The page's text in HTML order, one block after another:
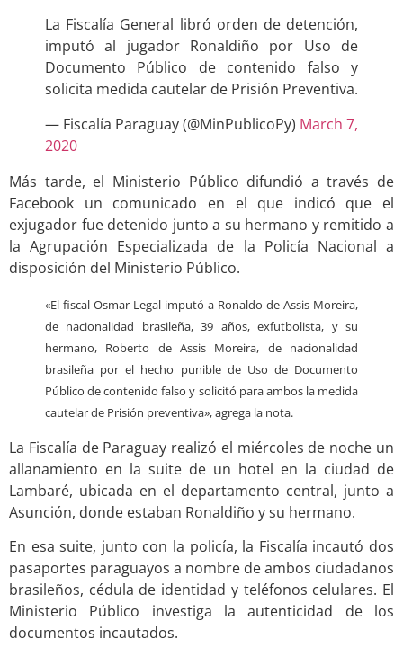
La Fiscalía General libró orden de detención,
imputó al jugador Ronaldiño por Uso de
Documento Público de contenido falso y
solicita medida cautelar de Prisión Preventiva.
— Fiscalía Paraguay (@MinPublicoPy) March 7,
2020
Más tarde, el Ministerio Público difundió a través de
Facebook un comunicado en el que indicó que el
exjugador fue detenido junto a su hermano y remitido a
la Agrupación Especializada de la Policía Nacional a
disposición del Ministerio Público.
«El fiscal Osmar Legal imputó a Ronaldo de Assis Moreira,
de nacionalidad brasileña, 39 años, exfutbolista, y su
hermano, Roberto de Assis Moreira, de nacionalidad
brasileña por el hecho punible de Uso de Documento
Público de contenido falso y solicitó para ambos la medida
cautelar de Prisión preventiva», agrega la nota.
La Fiscalía de Paraguay realizó el miércoles de noche un
allanamiento en la suite de un hotel en la ciudad de
Lambaré, ubicada en el departamento central, junto a
Asunción, donde estaban Ronaldiño y su hermano.
En esa suite, junto con la policía, la Fiscalía incautó dos
pasaportes paraguayos a nombre de ambos ciudadanos
brasileños, cédula de identidad y teléfonos celulares. El
Ministerio Público investiga la autenticidad de los
documentos incautados.